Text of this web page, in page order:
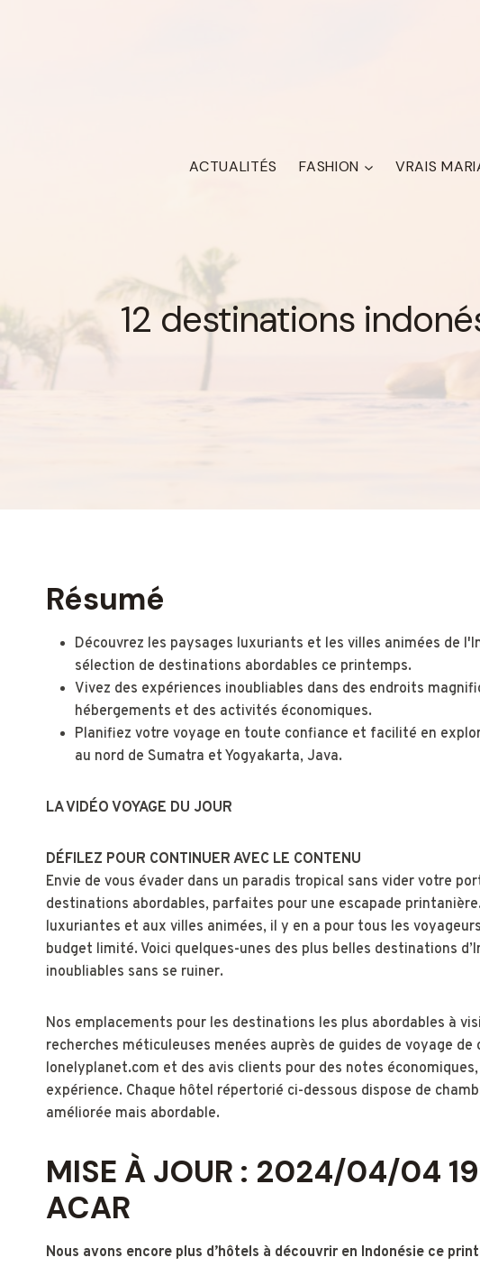
ACTUALITÉS FASHION VRAIS
12 destinations
Résumé
Découvrez les paysages luxuriants et les villes animées de
sélection de destinations abordables ce printemps.
Vivez des expériences inoubliables dans des endroits
hébergements et des activités économiques.
Planifiez votre voyage en toute confiance et facilité en
au nord de Sumatra et Yogyakarta, Java.
LA VIDÉO VOYAGE DU JOUR
DÉFILEZ POUR CONTINUER AVEC LE CONTENU
Envie de vous évader dans un paradis tropical sans vider votre
destinations abordables, parfaites pour une escapade
luxuriantes et aux villes animées, il y en a pour tous les
budget limité. Voici quelques-unes des plus belles destinations
inoubliables sans se ruiner.
Nos emplacements pour les destinations les plus abordables à
recherches méticuleuses menées auprès de guides de voyage
lonelyplanet.com et des avis clients pour des notes
expérience. Chaque hôtel répertorié ci-dessous dispose de
améliorée mais abordable.
MISE À JOUR : 2024/04/04
ACAR
Nous avons encore plus d’hôtels à découvrir en Indonésie ce